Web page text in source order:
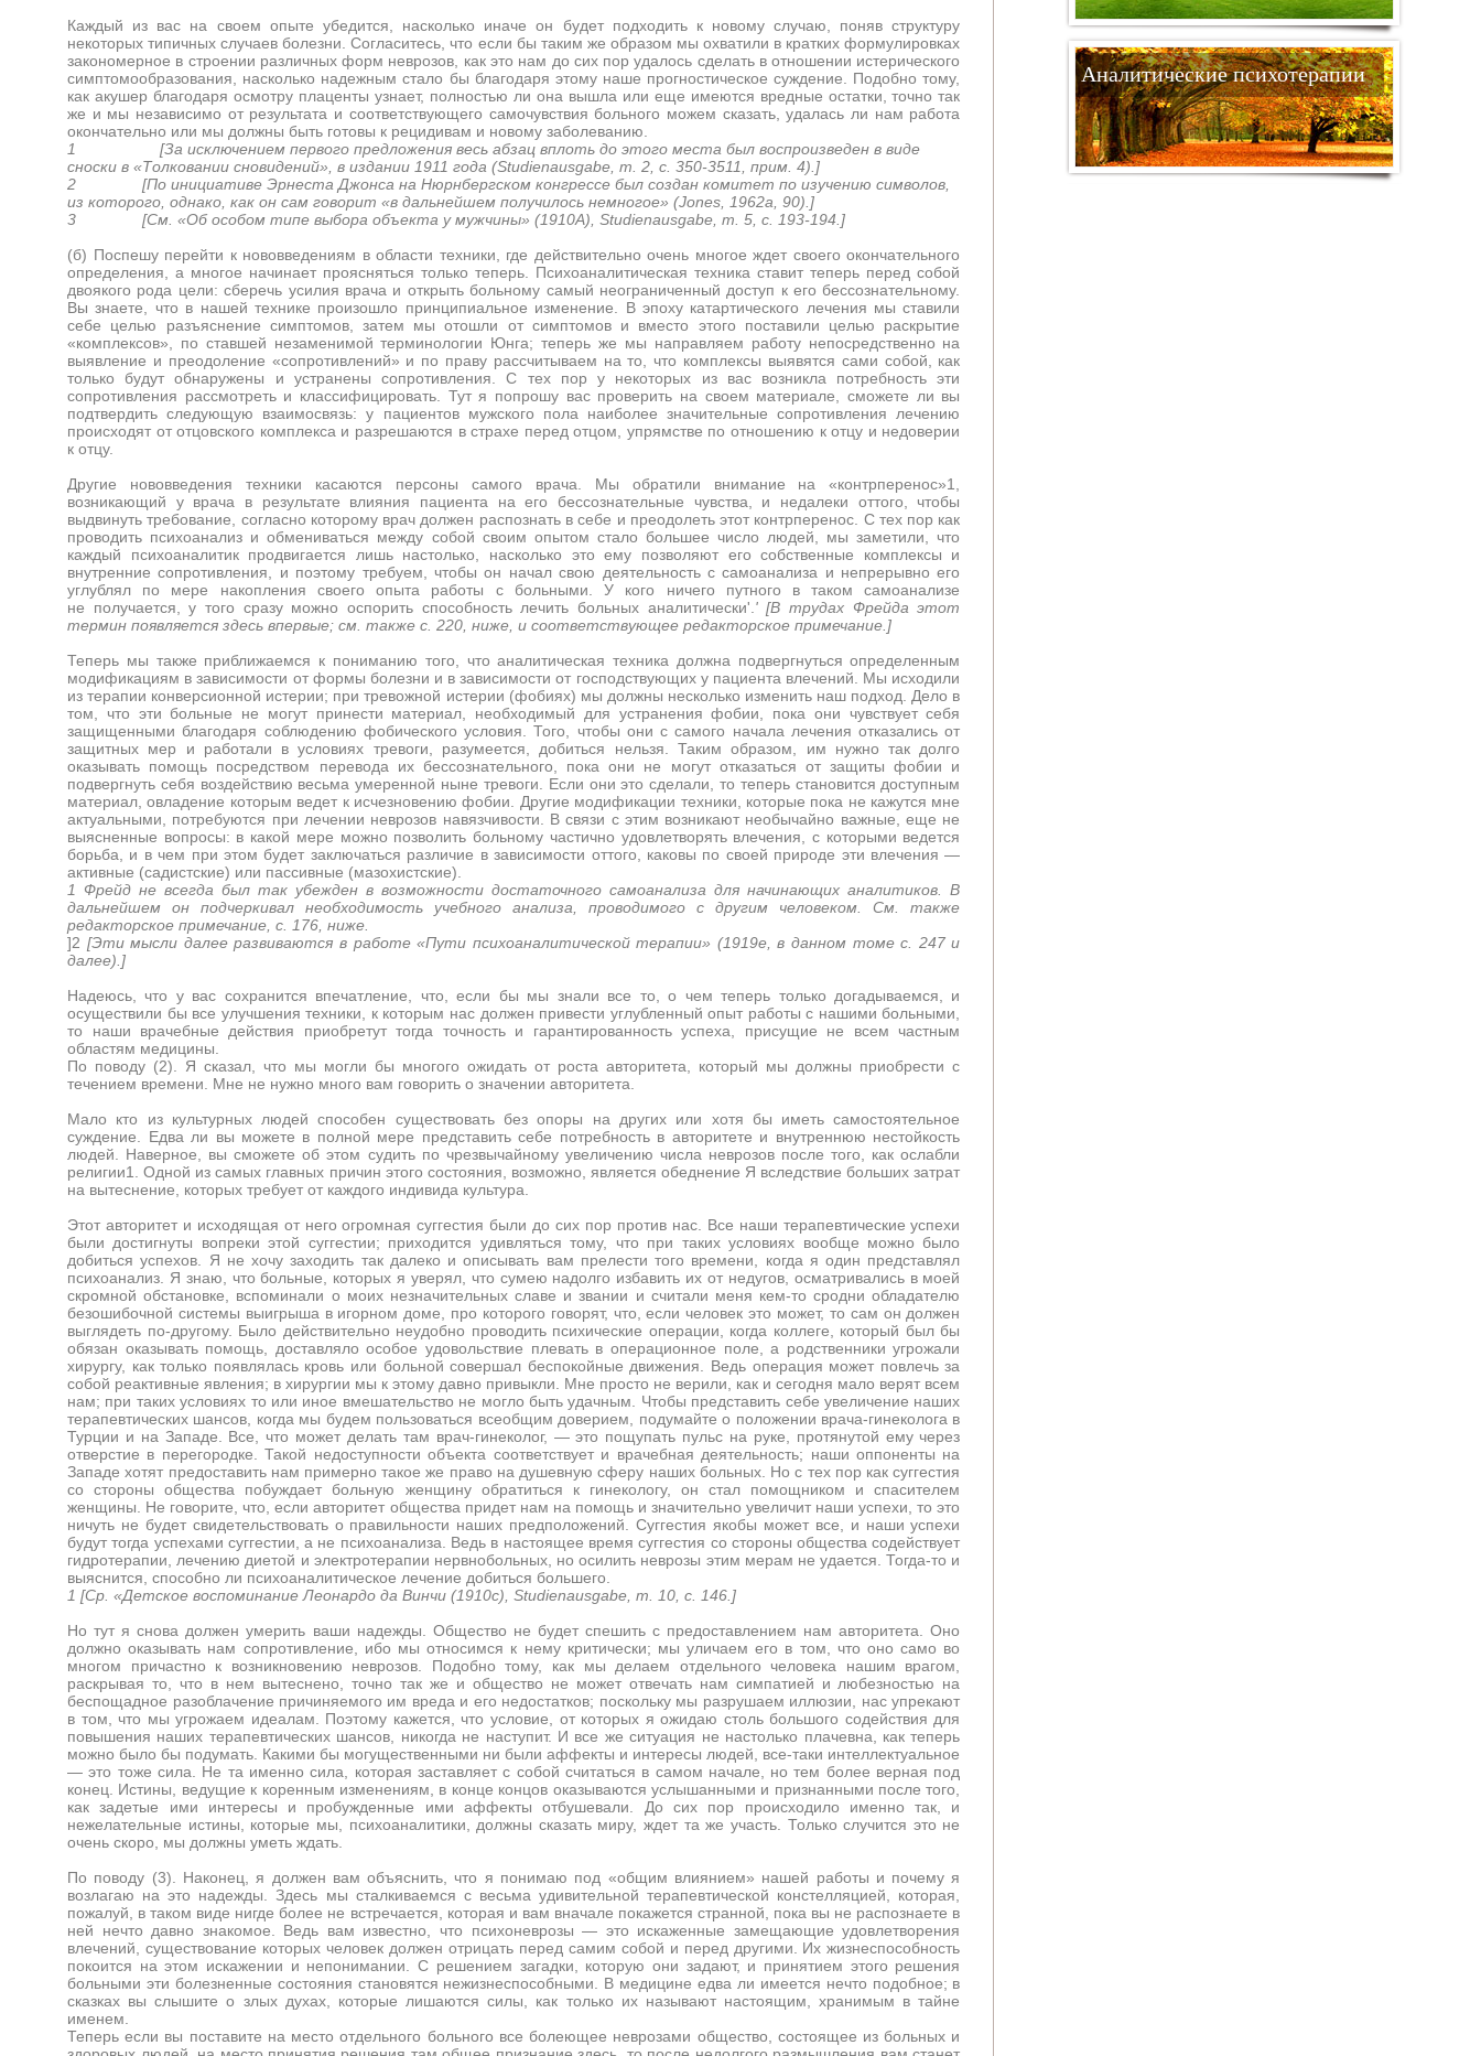
Каждый из вас на своем опыте убедится, насколько иначе он будет подходить к новому случаю, поняв структуру
некоторых типичных случаев болезни. Согласитесь, что если бы таким же образом мы охватили в кратких формулировках
закономерное в строении различных форм неврозов, как это нам до сих пор удалось сделать в отношении истерического
симптомообразования, насколько надежным стало бы благодаря этому наше прогностическое суждение. Подобно тому,
как акушер благодаря осмотру плаценты узнает, полностью ли она вышла или еще имеются вредные остатки, точно так
же и мы независимо от результата и соответствующего самочувствия больного можем сказать, удалась ли нам работа
окончательно или мы должны быть готовы к рецидивам и новому заболеванию.
1 [За исключением первого предложения весь абзац вплоть до этого места был воспроизведен в виде
сноски в «Толковании сновидений», в издании 1911 года (Studienausgabe, т. 2, с. 350-3511, прим. 4).]
2 [По инициативе Эрнеста Джонса на Нюрнбергском конгрессе был создан комитет по изучению символов,
из которого, однако, как он сам говорит «в дальнейшем получилось немногое» (Jones, 1962a, 90).]
3 [См. «Об особом типе выбора объекта у мужчины» (1910А), Studienausgabe, т. 5, с. 193-194.]
(б) Поспешу перейти к нововведениям в области техники, где действительно очень многое ждет своего окончательного
определения, а многое начинает проясняться только теперь. Психоаналитическая техника ставит теперь перед собой
двоякого рода цели: сберечь усилия врача и открыть больному самый неограниченный доступ к его бессознательному.
Вы знаете, что в нашей технике произошло принципиальное изменение. В эпоху катартического лечения мы ставили
себе целью разъяснение симптомов, затем мы отошли от симптомов и вместо этого поставили целью раскрытие
«комплексов», по ставшей незаменимой терминологии Юнга; теперь же мы направляем работу непосредственно на
выявление и преодоление «сопротивлений» и по праву рассчитываем на то, что комплексы выявятся сами собой, как
только будут обнаружены и устранены сопротивления. С тех пор у некоторых из вас возникла потребность эти
сопротивления рассмотреть и классифицировать. Тут я попрошу вас проверить на своем материале, сможете ли вы
подтвердить следующую взаимосвязь: у пациентов мужского пола наиболее значительные сопротивления лечению
происходят от отцовского комплекса и разрешаются в страхе перед отцом, упрямстве по отношению к отцу и недоверии
к отцу.
Другие нововведения техники касаются персоны самого врача. Мы обратили внимание на «контрперенос»1,
возникающий у врача в результате влияния пациента на его бессознательные чувства, и недалеки оттого, чтобы
выдвинуть требование, согласно которому врач должен распознать в себе и преодолеть этот контрперенос. С тех пор как
проводить психоанализ и обмениваться между собой своим опытом стало большее число людей, мы заметили, что
каждый психоаналитик продвигается лишь настолько, насколько это ему позволяют его собственные комплексы и
внутренние сопротивления, и поэтому требуем, чтобы он начал свою деятельность с самоанализа и непрерывно его
углублял по мере накопления своего опыта работы с больными. У кого ничего путного в таком самоанализе
не получается, у того сразу можно оспорить способность лечить больных аналитически'. ' [В трудах Фрейда этот
термин появляется здесь впервые; см. также с. 220, ниже, и соответствующее редакторское примечание.]
Теперь мы также приближаемся к пониманию того, что аналитическая техника должна подвергнуться определенным
модификациям в зависимости от формы болезни и в зависимости от господствующих у пациента влечений. Мы исходили
из терапии конверсионной истерии; при тревожной истерии (фобиях) мы должны несколько изменить наш подход. Дело в
том, что эти больные не могут принести материал, необходимый для устранения фобии, пока они чувствует себя
защищенными благодаря соблюдению фобического условия. Того, чтобы они с самого начала лечения отказались от
защитных мер и работали в условиях тревоги, разумеется, добиться нельзя. Таким образом, им нужно так долго
оказывать помощь посредством перевода их бессознательного, пока они не могут отказаться от защиты фобии и
подвергнуть себя воздействию весьма умеренной ныне тревоги. Если они это сделали, то теперь становится доступным
материал, овладение которым ведет к исчезновению фобии. Другие модификации техники, которые пока не кажутся мне
актуальными, потребуются при лечении неврозов навязчивости. В связи с этим возникают необычайно важные, еще не
выясненные вопросы: в какой мере можно позволить больному частично удовлетворять влечения, с которыми ведется
борьба, и в чем при этом будет заключаться различие в зависимости оттого, каковы по своей природе эти влечения —
активные (садистские) или пассивные (мазохистские).
1 Фрейд не всегда был так убежден в возможности достаточного самоанализа для начинающих аналитиков. В
дальнейшем он подчеркивал необходимость учебного анализа, проводимого с другим человеком. См. также
редакторское примечание, с. 176, ниже.
]2 [Эти мысли далее развиваются в работе «Пути психоаналитической терапии» (1919е, в данном томе с. 247 и
далее).]
Надеюсь, что у вас сохранится впечатление, что, если бы мы знали все то, о чем теперь только догадываемся, и
осуществили бы все улучшения техники, к которым нас должен привести углубленный опыт работы с нашими больными,
то наши врачебные действия приобретут тогда точность и гарантированность успеха, присущие не всем частным
областям медицины.
По поводу (2). Я сказал, что мы могли бы многого ожидать от роста авторитета, который мы должны приобрести с
течением времени. Мне не нужно много вам говорить о значении авторитета.
Мало кто из культурных людей способен существовать без опоры на других или хотя бы иметь самостоятельное
суждение. Едва ли вы можете в полной мере представить себе потребность в авторитете и внутреннюю нестойкость
людей. Наверное, вы сможете об этом судить по чрезвычайному увеличению числа неврозов после того, как ослабли
религии1. Одной из самых главных причин этого состояния, возможно, является обеднение Я вследствие больших затрат
на вытеснение, которых требует от каждого индивида культура.
Этот авторитет и исходящая от него огромная суггестия были до сих пор против нас. Все наши терапевтические успехи
были достигнуты вопреки этой суггестии; приходится удивляться тому, что при таких условиях вообще можно было
добиться успехов. Я не хочу заходить так далеко и описывать вам прелести того времени, когда я один представлял
психоанализ. Я знаю, что больные, которых я уверял, что сумею надолго избавить их от недугов, осматривались в моей
скромной обстановке, вспоминали о моих незначительных славе и звании и считали меня кем-то сродни обладателю
безошибочной системы выигрыша в игорном доме, про которого говорят, что, если человек это может, то сам он должен
выглядеть по-другому. Было действительно неудобно проводить психические операции, когда коллеге, который был бы
обязан оказывать помощь, доставляло особое удовольствие плевать в операционное поле, а родственники угрожали
хирургу, как только появлялась кровь или больной совершал беспокойные движения. Ведь операция может повлечь за
собой реактивные явления; в хирургии мы к этому давно привыкли. Мне просто не верили, как и сегодня мало верят всем
нам; при таких условиях то или иное вмешательство не могло быть удачным. Чтобы представить себе увеличение наших
терапевтических шансов, когда мы будем пользоваться всеобщим доверием, подумайте о положении врача-гинеколога в
Турции и на Западе. Все, что может делать там врач-гинеколог, — это пощупать пульс на руке, протянутой ему через
отверстие в перегородке. Такой недоступности объекта соответствует и врачебная деятельность; наши оппоненты на
Западе хотят предоставить нам примерно такое же право на душевную сферу наших больных. Но с тех пор как суггестия
со стороны общества побуждает больную женщину обратиться к гинекологу, он стал помощником и спасителем
женщины. Не говорите, что, если авторитет общества придет нам на помощь и значительно увеличит наши успехи, то это
ничуть не будет свидетельствовать о правильности наших предположений. Суггестия якобы может все, и наши успехи
будут тогда успехами суггестии, а не психоанализа. Ведь в настоящее время суггестия со стороны общества содействует
гидротерапии, лечению диетой и электротерапии нервнобольных, но осилить неврозы этим мерам не удается. Тогда-то и
выяснится, способно ли психоаналитическое лечение добиться большего.
1 [Ср. «Детское воспоминание Леонардо да Винчи (1910с), Studienausgabe, т. 10, с. 146.]
Но тут я снова должен умерить ваши надежды. Общество не будет спешить с предоставлением нам авторитета. Оно
должно оказывать нам сопротивление, ибо мы относимся к нему критически; мы уличаем его в том, что оно само во
многом причастно к возникновению неврозов. Подобно тому, как мы делаем отдельного человека нашим врагом,
раскрывая то, что в нем вытеснено, точно так же и общество не может отвечать нам симпатией и любезностью на
беспощадное разоблачение причиняемого им вреда и его недостатков; поскольку мы разрушаем иллюзии, нас упрекают
в том, что мы угрожаем идеалам. Поэтому кажется, что условие, от которых я ожидаю столь большого содействия для
повышения наших терапевтических шансов, никогда не наступит. И все же ситуация не настолько плачевна, как теперь
можно было бы подумать. Какими бы могущественными ни были аффекты и интересы людей, все-таки интеллектуальное
— это тоже сила. Не та именно сила, которая заставляет с собой считаться в самом начале, но тем более верная под
конец. Истины, ведущие к коренным изменениям, в конце концов оказываются услышанными и признанными после того,
как задетые ими интересы и пробужденные ими аффекты отбушевали. До сих пор происходило именно так, и
нежелательные истины, которые мы, психоаналитики, должны сказать миру, ждет та же участь. Только случится это не
очень скоро, мы должны уметь ждать.
По поводу (3). Наконец, я должен вам объяснить, что я понимаю под «общим влиянием» нашей работы и почему я
возлагаю на это надежды. Здесь мы сталкиваемся с весьма удивительной терапевтической констелляцией, которая,
пожалуй, в таком виде нигде более не встречается, которая и вам вначале покажется странной, пока вы не распознаете в
ней нечто давно знакомое. Ведь вам известно, что психоневрозы — это искаженные замещающие удовлетворения
влечений, существование которых человек должен отрицать перед самим собой и перед другими. Их жизнеспособность
покоится на этом искажении и непонимании. С решением загадки, которую они задают, и принятием этого решения
больными эти болезненные состояния становятся нежизнеспособными. В медицине едва ли имеется нечто подобное; в
сказках вы слышите о злых духах, которые лишаются силы, как только их называют настоящим, хранимым в тайне
именем.
Теперь если вы поставите на место отдельного больного все болеющее неврозами общество, состоящее из больных и
Аналитические психотерапии